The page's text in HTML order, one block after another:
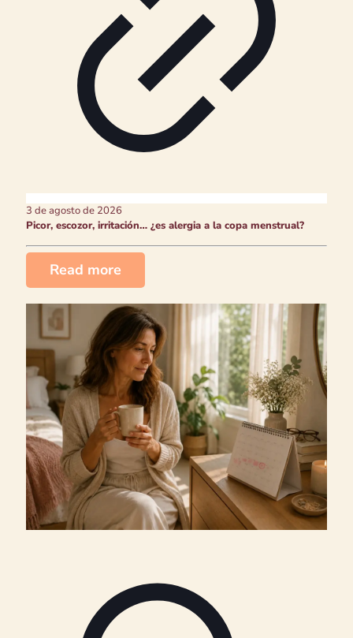
3 de agosto de 2026
Picor, escozor, irritación… ¿es alergia a la copa menstrual?
Read more